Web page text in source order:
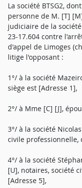
La société BTSG2,
personne de M. [T]
judiciaire de la
23-17.604 contre
d'appel de Limoges
litige l'opposant :
1°/ à la société
siège est [Adresse 1],
2°/ à Mme [C] [J],
3°/ à la société
civile professionnelle,
4°/ à la société
[U], notaires, société
[Adresse 5],